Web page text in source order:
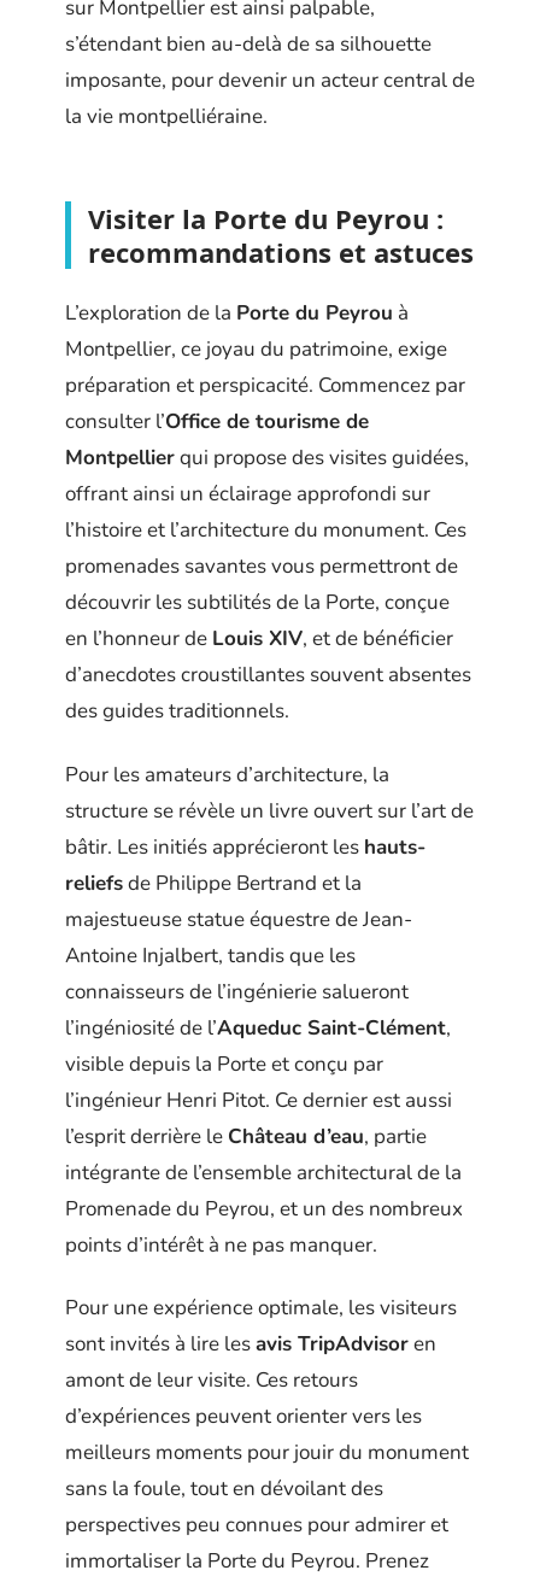
sur Montpellier est ainsi palpable,
s’étendant bien au-delà de sa silhouette
imposante, pour devenir un acteur central de
la vie montpelliéraine.
Visiter la Porte du Peyrou :
recommandations et astuces
L’exploration de la Porte du Peyrou à
Montpellier, ce joyau du patrimoine, exige
préparation et perspicacité. Commencez par
consulter l’Office de tourisme de
Montpellierqui propose des visites guidées,
offrant ainsi un éclairage approfondi sur
l’histoire et l’architecture du monument. Ces
promenades savantes vous permettront de
découvrir les subtilités de la Porte, conçue
en l’honneur de Louis XIV, et de bénéficier
d’anecdotes croustillantes souvent absentes
des guides traditionnels.
Pour les amateurs d’architecture, la
structure se révèle un livre ouvert sur l’art de
bâtir. Les initiés apprécieront les hauts-
reliefsde Philippe Bertrand et la
majestueuse statue équestre de Jean-
Antoine Injalbert, tandis que les
connaisseurs de l’ingénierie salueront
l’ingéniosité de l’Aqueduc Saint-Clément,
visible depuis la Porte et conçu par
l’ingénieur Henri Pitot. Ce dernier est aussi
l’esprit derrière le Château d’eau, partie
intégrante de l’ensemble architectural de la
Promenade du Peyrou, et un des nombreux
points d’intérêt à ne pas manquer.
Pour une expérience optimale, les visiteurs
sont invités à lire lesavis TripAdvisoren
amont de leur visite. Ces retours
d’expériences peuvent orienter vers les
meilleurs moments pour jouir du monument
sans la foule, tout en dévoilant des
perspectives peu connues pour admirer et
immortaliser la Porte du Peyrou. Prenez